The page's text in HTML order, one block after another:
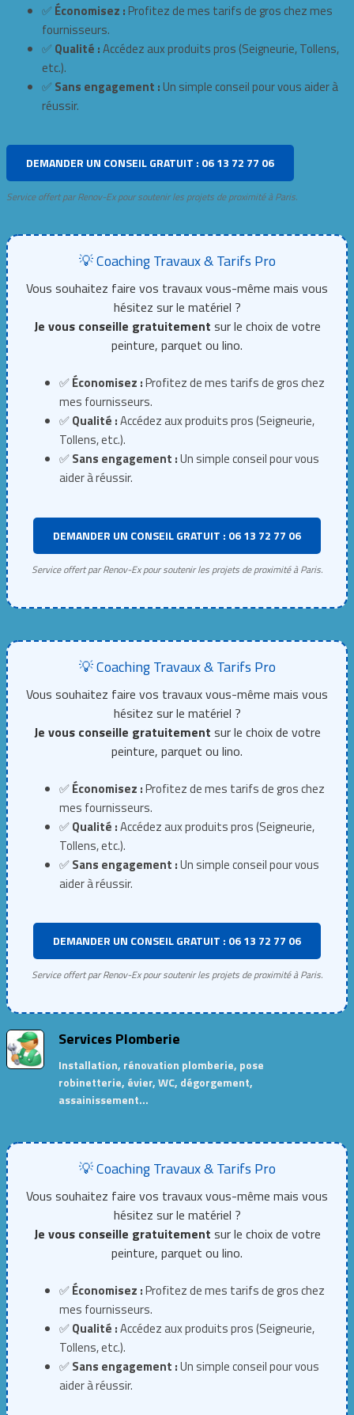
✅ Économisez : Profitez de mes tarifs de gros chez mes
fournisseurs.
✅ Qualité :Accédez aux produits pros (Seigneurie, Tollens,
etc.).
✅ Sans engagement : Un simple conseil pour vous aider à
réussir.
DEMANDER UN CONSEIL GRATUIT : 06 13 72 77 06
Service offert par Renov-Ex pour soutenir les projets de proximité à Paris.
💡 Coaching Travaux & Tarifs Pro
Vous souhaitez faire vos travaux vous-même mais vous
hésitez sur le matériel ?
Je vous conseille gratuitement sur le choix de votre
peinture, parquet ou lino.
✅Économisez :Profitez de mes tarifs de gros chez
mes fournisseurs.
✅Qualité :Accédez aux produits pros (Seigneurie,
Tollens, etc.).
✅Sans engagement :Un simple conseil pour vous
aider à réussir.
DEMANDER UN CONSEIL GRATUIT : 06 13 72 77 06
Service offert par Renov-Ex pour soutenir les projets de proximité à Paris.
💡 Coaching Travaux & Tarifs Pro
Vous souhaitez faire vos travaux vous-même mais vous
hésitez sur le matériel ?
Je vous conseille gratuitement sur le choix de votre
peinture, parquet ou lino.
✅Économisez :Profitez de mes tarifs de gros chez
mes fournisseurs.
✅Qualité :Accédez aux produits pros (Seigneurie,
Tollens, etc.).
✅Sans engagement :Un simple conseil pour vous
aider à réussir.
DEMANDER UN CONSEIL GRATUIT : 06 13 72 77 06
Service offert par Renov-Ex pour soutenir les projets de proximité à Paris.
Services Plomberie
Installation, rénovation plomberie, pose
robinetterie, évier, WC, dégorgement,
assainissement…
💡 Coaching Travaux & Tarifs Pro
Vous souhaitez faire vos travaux vous-même mais vous
hésitez sur le matériel ?
Je vous conseille gratuitement sur le choix de votre
peinture, parquet ou lino.
✅Économisez :Profitez de mes tarifs de gros chez
mes fournisseurs.
✅Qualité :Accédez aux produits pros (Seigneurie,
Tollens, etc.).
✅Sans engagement :Un simple conseil pour vous
aider à réussir.